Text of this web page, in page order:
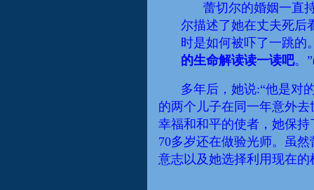
蕾切尔的婚姻一直
尔描述了她在丈夫死后
时是如何被吓了一跳的
的生命解读读一读吧。
多年后，她说:“他是对
的两个儿子在同一年意外去
幸福和和平的使者，她保持
70多岁还在做验光师。虽
意志以及她选择利用现在的